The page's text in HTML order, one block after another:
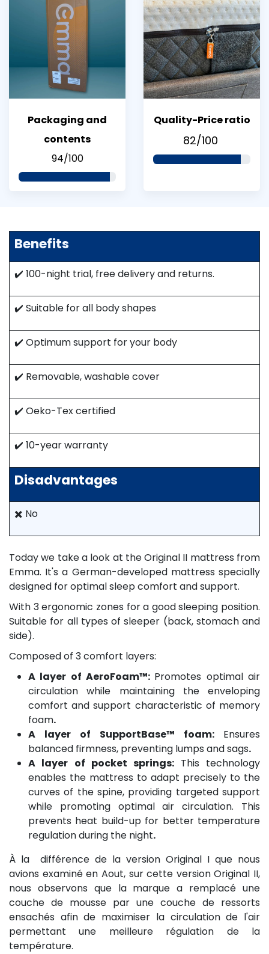
Quality-Price ratio
82/100
Packaging and
contents
94/100
Benefits
✔️ 100-night trial, free delivery and returns.
✔️ Suitable for all body shapes​
✔️ Optimum support for your body
✔️ Removable, washable cover
✔️ Oeko-Tex certified
✔️ 10-year warranty
Disadvantages
✖️ No
Today we take a look at the Original II mattress from
Emma. It's a German-developed mattress specially
designed for optimal sleep comfort and support.
With 3 ergonomic zones for a good sleeping position.
Suitable for all types of sleeper (back, stomach and
side).
Composed of 3 comfort layers:
A layer of AeroFoam™: Promotes optimal air
circulation while maintaining the enveloping
comfort and support characteristic of memory
foam.
A layer of SupportBase™ foam: Ensures
balanced firmness, preventing lumps and sags.
A layer of pocket springs: This technology
enables the mattress to adapt precisely to the
curves of the spine, providing targeted support
while promoting optimal air circulation. This
prevents heat build-up for better temperature
regulation during the night.
À la différence de la version Original I que nous
avions examiné en Aout, sur cette version Original II,
nous observons que la marque a remplacé une
couche de mousse par une couche de ressorts
ensachés afin de maximiser la circulation de l'air
permettant une meilleure régulation de la
température.